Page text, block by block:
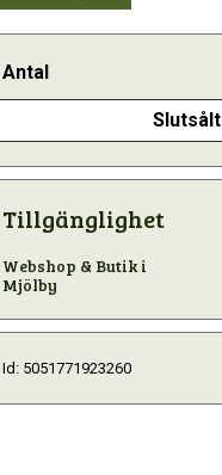
Antal
Slutsålt
Tillgänglighet
Webshop & Butik i
Mjölby
Id: 5051771923260